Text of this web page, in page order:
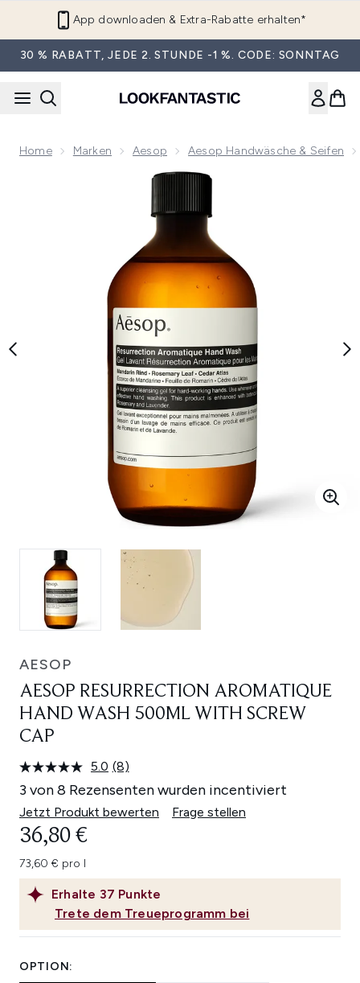
App downloaden & Extra-Rabatte erhalten*
30 % RABATT, JEDE 2. STUNDE -1 %. CODE: SONNTAG
Home Marken Aesop Aesop Handwäsche & Seifen
Now showing image 1 Aesop Resurrection Aromatique
AESOP
AESOP RESURRECTION AROMATIQUE
HAND WASH 500ML WITH SCREW
CAP
5.0 8
Bewertungen
lesen.
Link
(8)
3 von 8 Rezensenten wurden incentiviert
Jetzt Produkt bewerten Frage stellen
Erhalte 37 Punkte
Trete dem Treueprogramm bei
36,80 €
73,60 € pro l
OPTION: